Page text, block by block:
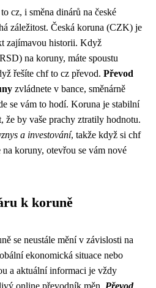
cz, i směna dinárů na české
záležitost. Česká koruna (CZK) je
zajímavou historii. Když
na koruny, máte spoustu
řešíte chf to cz převod. Převod
zvládnete v bance, směnárně
se vám to hodí. Koruna je stabilní
že by vaše prachy ztratily hodnotu.
a investování, takže když si chf
koruny, otevřou se vám nové
k koruně
se neustále mění v závislosti na
ekonomická situace nebo
a aktuální informaci je vždy
online převodník měn. Převod